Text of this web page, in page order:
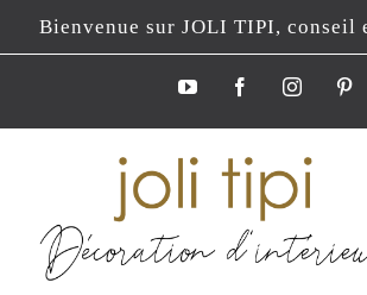
Passer
au
Bienvenue sur JOLI TIPI, conseil
YouTubeFacebookInstagram